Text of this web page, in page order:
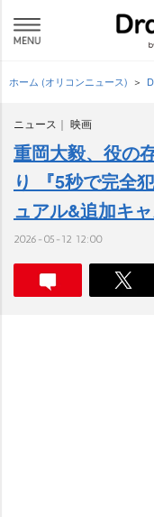
ホーム (オリコンニュース)
ニュース 映画
重岡大毅、役の
り 『5秒で完全
ュアル&追加キ
2026-05-12 12:00